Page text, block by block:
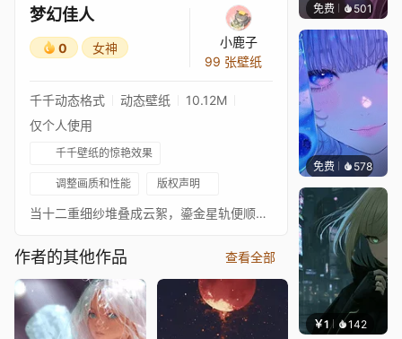
梦幻佳人
0 女神
小鹿子
99 张壁纸
千千动态格式 动态壁纸
10.12M
仅个人使用
千千壁纸的惊艳效果
调整画质和性能 版权声明
当十二重细纱堆叠成云絮，鎏金星轨便顺着少女微蜷的发梢流淌。那些悬浮的星环并非装饰，是银河咬住时光时遗落的齿痕，流苏摇曳的每道弧光里，都晃动着未命名的星座雏形。
作者的其他作品 查看全部
免费 501辰东
免费 578辰东
￥1 142